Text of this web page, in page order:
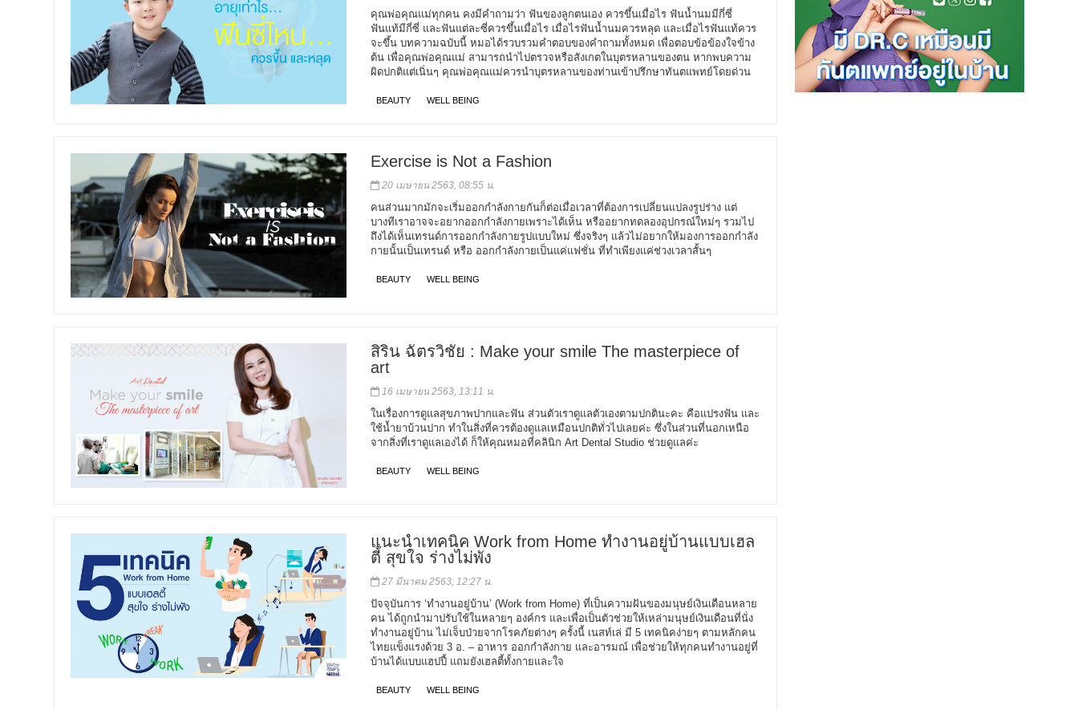
คุณพ่อคุณแม่ทุกคน คงมีคำถามว่า ฟันของลูกตนเอง ควรขึ้นเมื่อไร ฟันน้ำนมมีกี่ซี่
ฟันแท้มีกี่ซี่ และฟันแต่ละซี่ควรขึ้นเมื่อไร เมื่อไรฟันน้ำนมควรหลุด และเมื่อไรฟันแท้ควร
จะขึ้น บทความฉบับนี้ หมอได้รวบรวมคำตอบของคำถามทั้งหมด เพื่อตอบข้อข้องใจข้าง
ต้น เพื่อคุณพ่อคุณแม่ สามารถนำไปตรวจหรือสังเกตในบุตรหลานของตน หากพบความ
ผิดปกติแต่เนิ่นๆ คุณพ่อคุณแม่ควรนำบุตรหลานของท่านเข้าปรึกษาทันตแพทย์โดยด่วน
BEAUTY WELL BEING
Exercise is Not a Fashion
20 เมษายน 2563, 08:55 น.
คนส่วนมากมักจะเริ่มออกกำลังกายกันก็ต่อเมื่อเวลาที่ต้องการเปลี่ยนแปลงรูปร่าง แต่
บางทีเราอาจจะอยากออกกำลังกายเพราะได้เห็น หรืออยากทดลองอุปกรณ์ใหม่ๆ รวมไป
ถึงได้เห็นเทรนด์การออกกำลังกายรูปแบบใหม่ ซึ่งจริงๆ แล้วไม่อยากให้มองการออกกำลัง
กายนั้นเป็นเทรนด์ หรือ ออกกำลังกายเป็นแค่แฟชั่น ที่ทำเพียงแค่ช่วงเวลาสั้นๆ
BEAUTY WELL BEING
สิริน ฉัตรวิชัย : Make your smile The masterpiece of
art
16 เมษายน 2563, 13:11 น.
ในเรื่องการดูแลสุขภาพปากและฟัน ส่วนตัวเราดูแลตัวเองตามปกตินะคะ คือแปรงฟัน และ
ใช้น้ำยาบ้วนปาก ทำในสิ่งที่ควรต้องดูแลเหมือนปกติทั่วไปเลยค่ะ ซึ่งในส่วนที่นอกเหนือ
จากสิ่งที่เราดูแลเองได้ ก็ให้คุณหมอที่คลินิก Art Dental Studio ช่วยดูแลค่ะ
BEAUTY WELL BEING
แนะนำเทคนิค Work from Home ทำงานอยู่บ้านแบบเฮล
ตี้ สุขใจ ร่างไม่พัง
27 มีนาคม 2563, 12:27 น.
ปัจจุบันการ ‘ทำงานอยู่บ้าน’ (Work from Home) ที่เป็นความฝันของมนุษย์เงินเดือนหลาย
คน ได้ถูกนำมาปรับใช้ในหลายๆ องค์กร และเพื่อเป็นตัวช่วยให้เหล่ามนุษย์เงินเดือนที่นั่ง
ทำงานอยู่บ้าน ไม่เจ็บป่วยจากโรคภัยต่างๆ ครั้งนี้ เนสท์เล่ มี 5 เทคนิคง่ายๆ ตามหลักคน
ไทยแข็งแรงด้วย 3 อ. – อาหาร ออกกำลังกาย และอารมณ์ เพื่อช่วยให้ทุกคนทำงานอยู่ที่
บ้านได้แบบแฮปปี้ แถมยังเฮลตี้ทั้งกายและใจ
BEAUTY WELL BEING